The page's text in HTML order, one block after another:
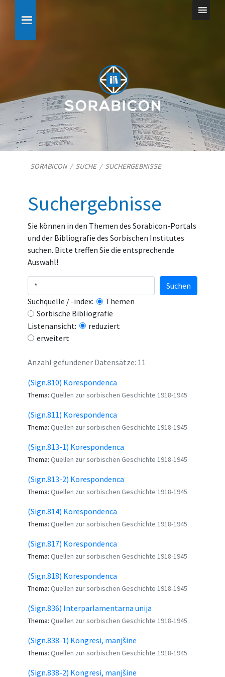
SORABICON/ SUCHE/ SUCHERGEBNISSE
Suchergebnisse
Sie können in den Themen des Sorabicon-Portals
und der Bibliografie des Sorbischen Institutes
suchen. Bitte treffen Sie die entsprechende
Auswahl!
Suchquelle / -index:
Themen
Sorbische Bibliografie
Listenansicht:
reduziert
erweitert
Suchen
Anzahl gefundener Datensätze: 11
(Sign.810) Korespondenca
Thema: Quellen zur sorbischen Geschichte 1918-1945
(Sign.811) Korespondenca
Thema: Quellen zur sorbischen Geschichte 1918-1945
(Sign.813-1) Korespondenca
Thema: Quellen zur sorbischen Geschichte 1918-1945
(Sign.813-2) Korespondenca
Thema: Quellen zur sorbischen Geschichte 1918-1945
(Sign.814) Korespondenca
Thema: Quellen zur sorbischen Geschichte 1918-1945
(Sign.817) Korespondenca
Thema: Quellen zur sorbischen Geschichte 1918-1945
(Sign.818) Korespondenca
Thema: Quellen zur sorbischen Geschichte 1918-1945
(Sign.836) Interparlamentarna unija
Thema: Quellen zur sorbischen Geschichte 1918-1945
(Sign.838-1) Kongresi, manjšine
Thema: Quellen zur sorbischen Geschichte 1918-1945
(Sign.838-2) Kongresi, manjšine